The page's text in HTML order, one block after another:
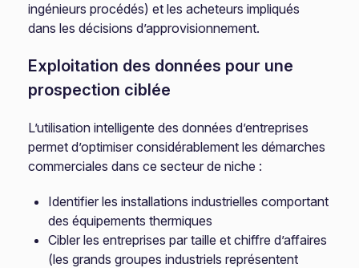
ingénieurs procédés) et les acheteurs impliqués
dans les décisions d’approvisionnement.
Exploitation des données pour une
prospection ciblée
L’utilisation intelligente des données d’entreprises
permet d’optimiser considérablement les démarches
commerciales dans ce secteur de niche :
Identifier les installations industrielles comportant
des équipements thermiques
Cibler les entreprises par taille et chiffre d’affaires
(les grands groupes industriels représentent